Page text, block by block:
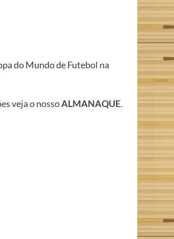
do Mundo de Futebol na
veja o nossoALMANAQUE.